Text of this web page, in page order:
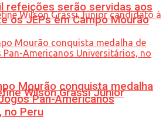
Wilson Grassi Júnior
refeições serão servidas aos
os JEPs em Campo Mourão
Mourão conquista medalha
Pan-Americanos
no Peru